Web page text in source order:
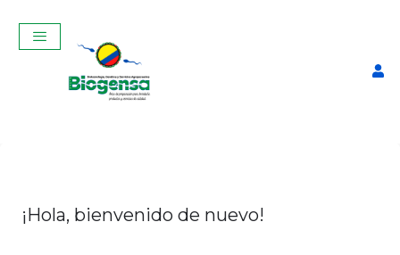
¡Hola, bienvenido de nuevo!